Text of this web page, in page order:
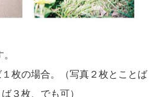
枚の場合。（写真２枚とことば
３枚、でも可）